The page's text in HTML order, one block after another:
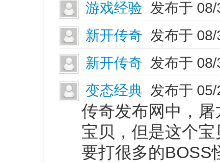
游戏经验 发布于
新开传奇 发布于
新开传奇 发布于
变态经典 发布于
传奇发布网中，
宝贝，但是这个
要打很多的BOSS